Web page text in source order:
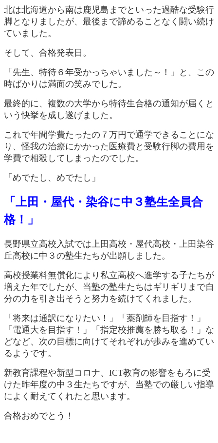
北は北海道から南は鹿児島までといった過酷な受験行
脚となりましたが、最後まで諦めることなく闘い続け
ていました。
そして、合格発表日。
「先生、特待６年受かっちゃいました～！」と、この
時ばかりは満面の笑みでした。
最終的に、複数の大学から特待生合格の通知が届くと
いう快挙を成し遂げました。
これで年間学費たったの７万円で通学できることにな
り、怪我の治療にかかった医療費と受験行脚の費用を
学費で相殺してしまったのでした。
「めでたし、めでたし」
「上田・屋代・染谷に中３塾生全員合
格！」
長野県立高校入試では上田高校・屋代高校・上田染谷
丘高校に中３の塾生たちが出願しました。
高校授業料無償化により私立高校へ進学する子たちが
増えた年でしたが、当塾の塾生たちはギリギリまで自
分の力を引き出そうと努力を続けてくれました。
「将来は通訳になりたい！」「薬剤師を目指す！」
「電通大を目指す！」「指定校推薦を勝ち取る！」な
どなど、次の目標に向けてそれぞれが歩みを進めてい
るようです。
新教育課程や新型コロナ、ICT教育の影響をもろに受
けた昨年度の中３生たちですが、当塾での厳しい指導
によく耐えてくれたと思います。
合格おめでとう！